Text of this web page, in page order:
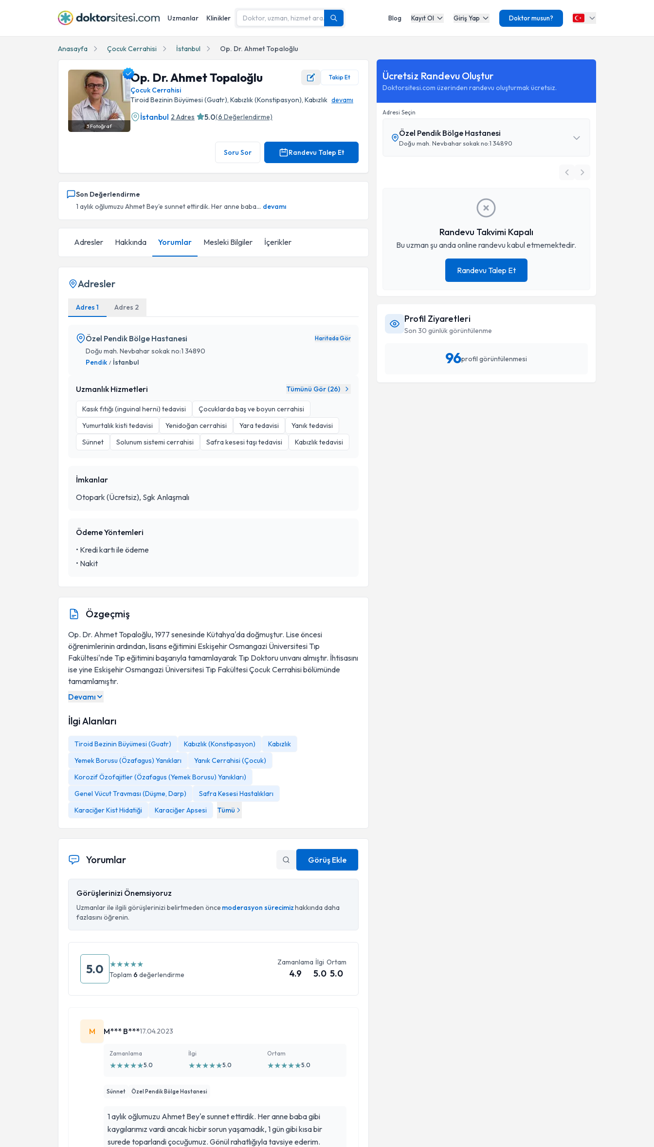
Uzmanlar Klinikler Blog Kayıt Ol Giriş Yap Doktor musun?
Anasayfa Çocuk Cerrahisi İstanbul Op. Dr. Ahmet Topaloğlu
3Fotoğraf
Op. Dr. Ahmet Topaloğlu Takip Et
Çocuk Cerrahisi
Tiroid Bezinin Büyümesi (Guatr), Kabızlık (Konstipasyon), Kabızlık devamı
İstanbul 2 Adres 5.0(6 Değerlendirme)
Soru Sor Randevu Talep Et
Son Değerlendirme
1 aylık oğlumuzu Ahmet Bey'e sunnet ettirdik. Her anne baba... devamı
Adresler Hakkında Yorumlar Mesleki Bilgiler İçerikler
Adresler
Adres 1 Adres 2
Özel Pendik Bölge Hastanesi Haritada Gör
Doğu mah. Nevbahar sokak no:1 34890
Pendik / İstanbul
Uzmanlık Hizmetleri Tümünü Gör (26)
Kasık fıtığı (inguinal herni) tedavisi
Çocuklarda baş ve boyun cerrahisi
Yumurtalık kisti tedavisi
Yenidoğan cerrahisi Yara tedavisi
Yanık tedavisi
Sünnet
Solunum sistemi cerrahisi Safra kesesi taşı tedavisi Kabızlık tedavisi
İmkanlar
Otopark (Ücretsiz), Sgk Anlaşmalı
Ödeme Yöntemleri
• Kredi kartı ile ödeme
• Nakit
Özgeçmiş
Op. Dr. Ahmet Topaloğlu, 1977 senesinde Kütahya'da doğmuştur. Lise öncesi
öğrenimlerinin ardından, lisans eğitimini Eskişehir Osmangazi Üniversitesi Tıp
Fakültesi'nde Tıp eğitimini başarıyla tamamlayarak Tıp Doktoru unvanı almıştır. İhtisasını
ise yine Eskişehir Osmangazi Üniversitesi Tıp Fakültesi Çocuk Cerrahisi bölümünde
tamamlamıştır.
Devamı
İlgi Alanları
Tiroid Bezinin Büyümesi (Guatr) Kabızlık (Konstipasyon)
Kabızlık
Yemek Borusu (Özafagus) Yanıkları
Yanık Cerrahisi (Çocuk)
Korozif Özofajitler (Özafagus (Yemek Borusu) Yanıkları)
Genel Vücut Travması (Düşme, Darp)
Safra Kesesi Hastalıkları
Karaciğer Kist Hidatiği
Karaciğer Apsesi Tümü
Yorumlar Görüş Ekle
Görüşlerinizi Önemsiyoruz
Uzmanlar ile ilgili görüşlerinizi belirtmeden önce moderasyon sürecimizhakkında daha
fazlasını öğrenin.
5.0 ★★★★★
Toplam 6 değerlendirme
Zamanlama
4.9
İlgi
5.0
Ortam
5.0
M M*** B***17.04.2023
Zamanlama
★★★★★5.0
İlgi
★★★★★5.0
Ortam
★★★★★5.0
Sünnet Özel Pendik Bölge Hastanesi
1 aylık oğlumuzu Ahmet Bey'e sunnet ettirdik. Her anne baba gibi
kaygılarımız vardi ancak hicbir sorun yaşamadık, 1 gün gibi kısa bir
surede toparlandi çocuğumuz. Gönül rahatlığıyla tavsiye ederim.
Ücretsiz Randevu Oluştur
Doktorsitesi.com üzerinden randevu oluşturmak ücretsiz.
Adresi Seçin
Özel Pendik Bölge Hastanesi
Doğu mah. Nevbahar sokak no:1 34890
Randevu Takvimi Kapalı
Bu uzman şu anda online randevu kabul etmemektedir.
Randevu Talep Et
Profil Ziyaretleri
Son 30 günlük görüntülenme
96profil görüntülenmesi